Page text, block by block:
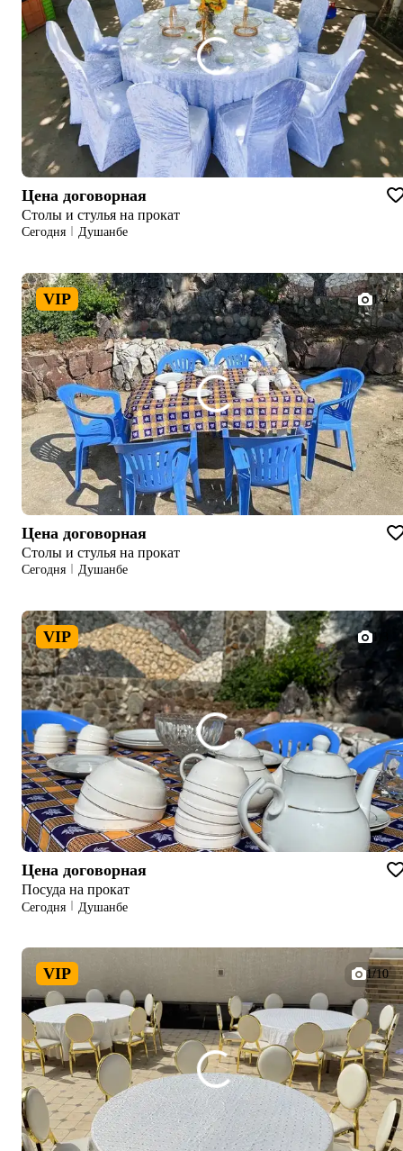
Цена договорная
Столы и стулья на прокат
Сегодня Душанбе
VIP 1/4
Цена договорная
Столы и стулья на прокат
Сегодня Душанбе
VIP 1/3
Цена договорная
Посуда на прокат
Сегодня Душанбе
VIP 1/10